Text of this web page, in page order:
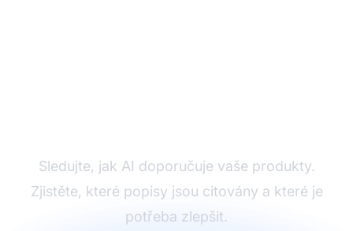
Sledujte, jak AI doporučuje vaše produkty.
Zjistěte, které popisy jsou citovány a které je
potřeba zlepšit.